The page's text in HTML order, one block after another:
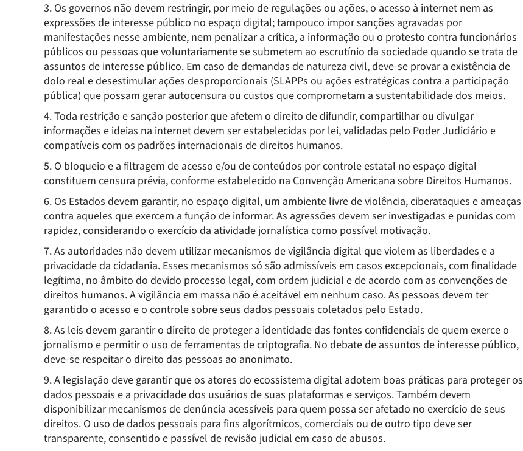
3. Os governos não devem restringir, por meio de regulações ou ações, o acesso à internet nem as
expressões de interesse público no espaço digital; tampouco impor sanções agravadas por
manifestações nesse ambiente, nem penalizar a crítica, a informação ou o protesto contra funcionários
públicos ou pessoas que voluntariamente se submetem ao escrutínio da sociedade quando se trata de
assuntos de interesse público. Em caso de demandas de natureza civil, deve-se provar a existência de
dolo real e desestimular ações desproporcionais (SLAPPs ou ações estratégicas contra a participação
pública) que possam gerar autocensura ou custos que comprometam a sustentabilidade dos meios.
4. Toda restrição e sanção posterior que afetem o direito de difundir, compartilhar ou divulgar
informações e ideias na internet devem ser estabelecidas por lei, validadas pelo Poder Judiciário e
compatíveis com os padrões internacionais de direitos humanos.
5. O bloqueio e a filtragem de acesso e/ou de conteúdos por controle estatal no espaço digital
constituem censura prévia, conforme estabelecido na Convenção Americana sobre Direitos Humanos.
6. Os Estados devem garantir, no espaço digital, um ambiente livre de violência, ciberataques e ameaças
contra aqueles que exercem a função de informar. As agressões devem ser investigadas e punidas com
rapidez, considerando o exercício da atividade jornalística como possível motivação.
7. As autoridades não devem utilizar mecanismos de vigilância digital que violem as liberdades e a
privacidade da cidadania. Esses mecanismos só são admissíveis em casos excepcionais, com finalidade
legítima, no âmbito do devido processo legal, com ordem judicial e de acordo com as convenções de
direitos humanos. A vigilância em massa não é aceitável em nenhum caso. As pessoas devem ter
garantido o acesso e o controle sobre seus dados pessoais coletados pelo Estado.
8. As leis devem garantir o direito de proteger a identidade das fontes confidenciais de quem exerce o
jornalismo e permitir o uso de ferramentas de criptografia. No debate de assuntos de interesse público,
deve-se respeitar o direito das pessoas ao anonimato.
9. A legislação deve garantir que os atores do ecossistema digital adotem boas práticas para proteger os
dados pessoais e a privacidade dos usuários de suas plataformas e serviços. Também devem
disponibilizar mecanismos de denúncia acessíveis para quem possa ser afetado no exercício de seus
direitos. O uso de dados pessoais para fins algorítmicos, comerciais ou de outro tipo deve ser
transparente, consentido e passível de revisão judicial em caso de abusos.